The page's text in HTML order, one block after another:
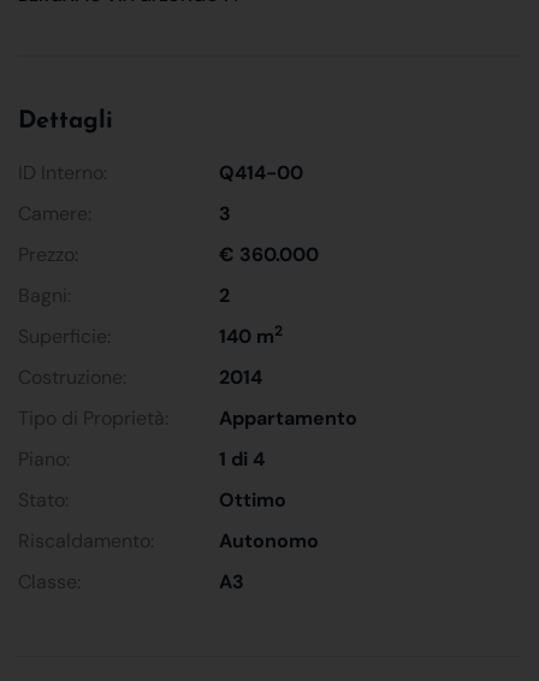
Dettagli
ID Interno:
Q414-00
Camere:
3
Prezzo:
€ 360.000
Bagni:
2
Superficie:
140 m2
Costruzione:
2014
Tipo di Proprietà:
Appartamento
Piano:
1 di 4
Stato:
Ottimo
Riscaldamento:
Autonomo
Classe:
A3